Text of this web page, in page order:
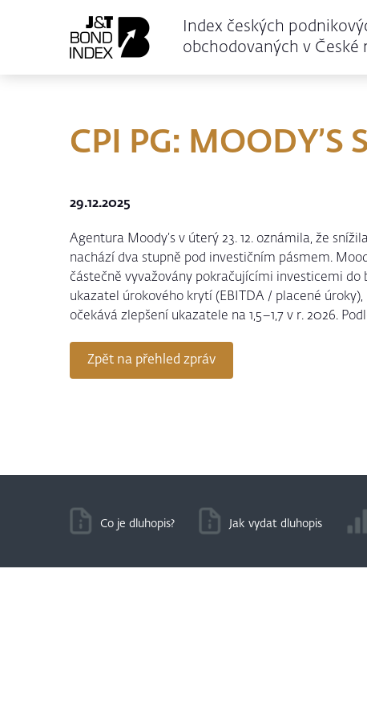
Index českých
obchodovaných v České
CPI PG: MOODY’S
29.12.2025
Agentura Moody’s v úterý 23. 12. oznámila, že
nachází dva stupně pod investičním pásmem.
částečně vyvažovány pokračujícími investicemi
ukazatel úrokového krytí (EBITDA / placené
očekává zlepšení ukazatele na 1,5–1,7 v r. 2026.
Zpět na přehled zpráv
Co je dluhopis? Jak vydat dluhopis